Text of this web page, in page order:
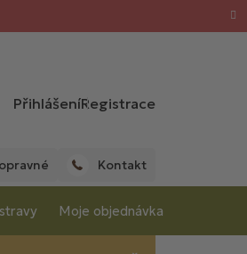
PřihlášeníRegistrace
Kontakt
Moje objednávka